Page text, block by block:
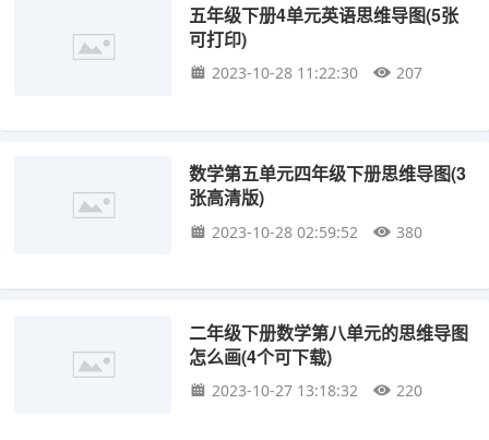
五年级下册4单元英语思维导图(5张
可打印)
2023-10-28 11:22:30 207
数学第五单元四年级下册思维导图(3
张高清版)
2023-10-28 02:59:52 380
二年级下册数学第八单元的思维导图
怎么画(4个可下载)
2023-10-27 13:18:32 220